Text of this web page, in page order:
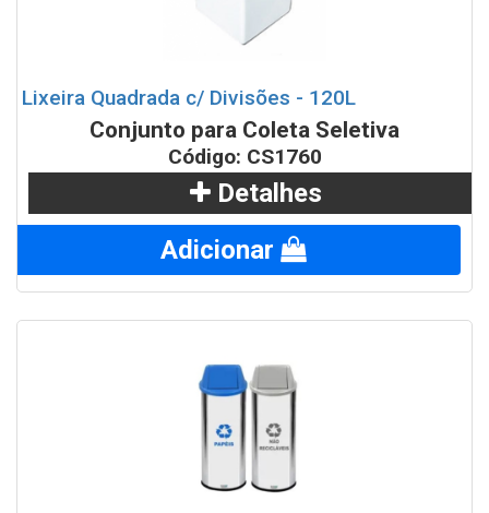
Lixeira Quadrada c/ Divisões - 120L
Conjunto para Coleta Seletiva
Código: CS1760
Detalhes
Adicionar